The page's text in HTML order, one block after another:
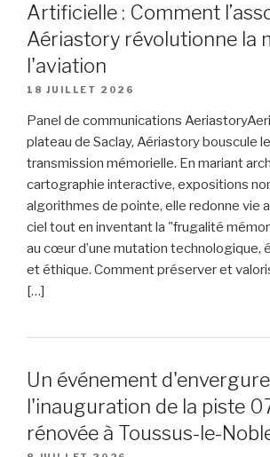
Artificielle : Comment
Aériastory révolutionne la
l'aviation
18 JUILLET 2026
Panel de communications
plateau de Saclay, Aériastory bouscule
transmission mémorielle. En mariant
cartographie interactive, expositions
algorithmes de pointe, elle redonne vie
ciel tout en inventant la "frugalité
au cœur d’une mutation technologique,
et éthique. Comment préserver et
[…]
Un événement
l'inauguration de la piste
rénovée à Toussus-le-